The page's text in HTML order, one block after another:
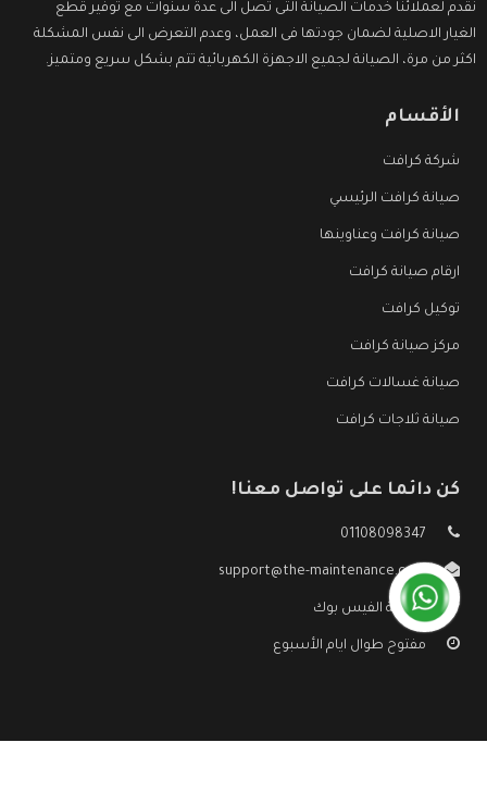
نقدم لعملائنا خدمات الصيانة التى تصل الى عدة سنوات مع توفير قطع
الغيار الاصلية لضمان جودتها فى العمل، وعدم التعرض الى نفس المشكلة
اكثر من مرة، الصيانة لجميع الاجهزة الكهربائية تتم بشكل سريع ومتميز.
الأقسام
شركة كرافت
صيانة كرافت الرئيسي
صيانة كرافت وعناوينها
ارقام صيانة كرافت
توكيل كرافت
مركز صيانة كرافت
صيانة غسالات كرافت
صيانة ثلاجات كرافت
كن دائما على تواصل معنا!
01108098347
support@the-maintenance.com
صفحة الفيس بوك
مفتوح طوال ايام الأسبوع